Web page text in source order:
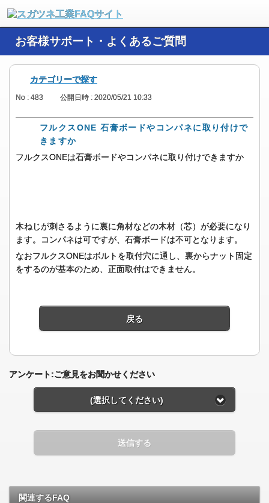
お客様サポート・よくあるご質問
カテゴリーで探す
No : 483 公開日時 : 2020/05/21 10:33
フルクスONE 石膏ボードやコンパネに取り付けで
きますか
フルクスONEは石膏ボードやコンパネに取り付けできますか
木ねじが刺さるように裏に角材などの木材（芯）が必要になり
ます。コンパネは可ですが、石膏ボードは不可となります。
なおフルクスONEはボルトを取付穴に通し、裏からナット固定
をするのが基本のため、正面取付はできません。
戻る
アンケート:ご意見をお聞かせください
(選択してください)
送信する
関連するFAQ